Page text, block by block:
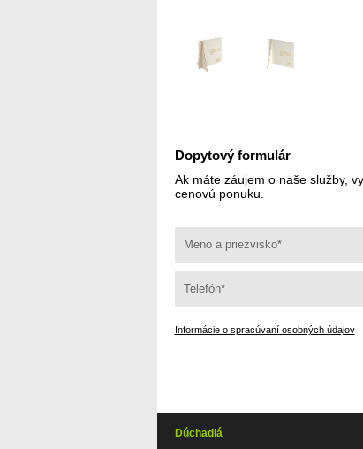
Dopytový formulár
Ak máte záujem o naše služby,
cenovú ponuku.
Informácie o spracúvaní osobných údajov
Dúchadlá